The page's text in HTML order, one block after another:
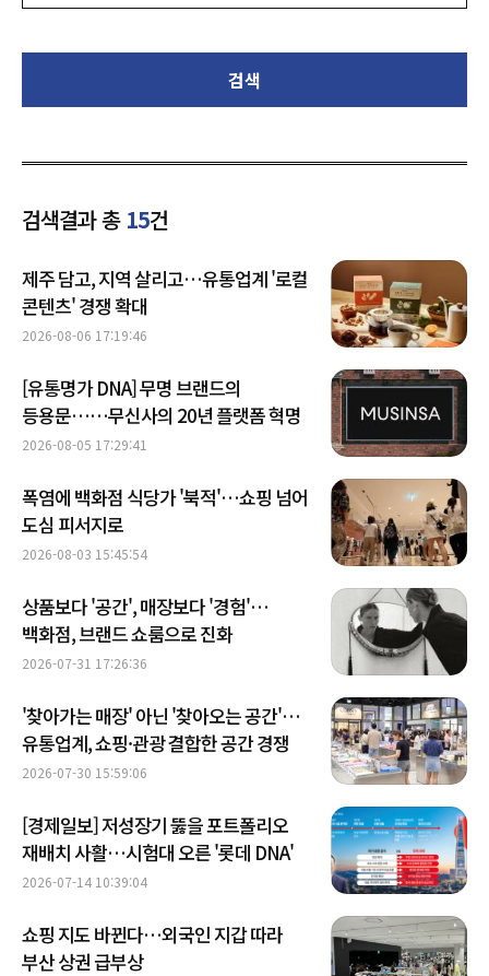
검색
검색결과 총 15건
제주 담고, 지역 살리고…유통업계 '로컬
콘텐츠' 경쟁 확대
2026-08-06 17:19:46
[유통명가 DNA] 무명 브랜드의
등용문……무신사의 20년 플랫폼 혁명
2026-08-05 17:29:41
폭염에 백화점 식당가 '북적'…쇼핑 넘어
도심 피서지로
2026-08-03 15:45:54
상품보다 '공간', 매장보다 '경험'…
백화점, 브랜드 쇼룸으로 진화
2026-07-31 17:26:36
'찾아가는 매장' 아닌 '찾아오는 공간'…
유통업계, 쇼핑·관광 결합한 공간 경쟁
2026-07-30 15:59:06
[경제일보] 저성장기 뚫을 포트폴리오
재배치 사활…시험대 오른 '롯데 DNA'
2026-07-14 10:39:04
쇼핑 지도 바뀐다…외국인 지갑 따라
부산 상권 급부상